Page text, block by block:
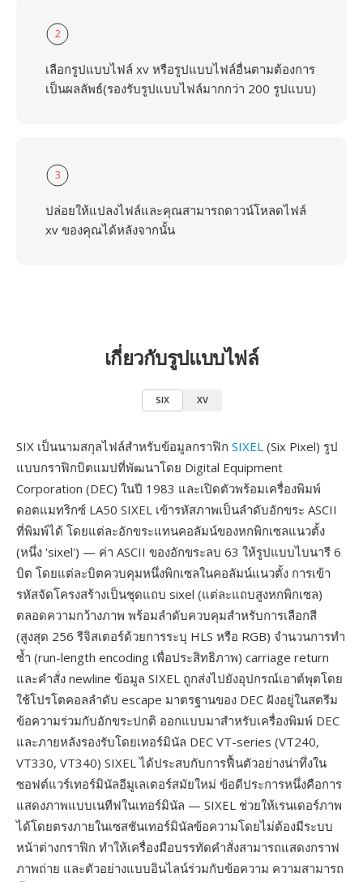
2
เลือกรูปแบบไฟล์ xv หรือรูปแบบไฟล์อื่นตามต้องการ
เป็นผลลัพธ์(รองรับรูปแบบไฟล์มากกว่า 200 รูปแบบ)
3
ปล่อยให้แปลงไฟล์และคุณสามารถดาวน์โหลดไฟล์
xv ของคุณได้หลังจากนั้น
เกี่ยวกับรูปแบบไฟล์
SIX XV
SIX เป็นนามสกุลไฟล์สำหรับข้อมูลกราฟิก SIXEL (Six Pixel) รูป
แบบกราฟิกบิตแมปที่พัฒนาโดย Digital Equipment
Corporation (DEC) ในปี 1983 และเปิดตัวพร้อมเครื่องพิมพ์
ดอตแมทริกซ์ LA50 SIXEL เข้ารหัสภาพเป็นลำดับอักขระ ASCII
ที่พิมพ์ได้ โดยแต่ละอักขระแทนคอลัมน์ของหกพิกเซลแนวตั้ง
(หนึ่ง 'sixel') — ค่า ASCII ของอักขระลบ 63 ให้รูปแบบไบนารี 6
บิต โดยแต่ละบิตควบคุมหนึ่งพิกเซลในคอลัมน์แนวตั้ง การเข้า
รหัสจัดโครงสร้างเป็นชุดแถบ sixel (แต่ละแถบสูงหกพิกเซล)
ตลอดความกว้างภาพ พร้อมลำดับควบคุมสำหรับการเลือกสี
(สูงสุด 256 รีจิสเตอร์ด้วยการระบุ HLS หรือ RGB) จำนวนการทำ
ซ้ำ (run-length encoding เพื่อประสิทธิภาพ) carriage return
และคำสั่ง newline ข้อมูล SIXEL ถูกส่งไปยังอุปกรณ์เอาต์พุตโดย
ใช้โปรโตคอลลำดับ escape มาตรฐานของ DEC ฝังอยู่ในสตรีม
ข้อความร่วมกับอักขระปกติ ออกแบบมาสำหรับเครื่องพิมพ์ DEC
และภายหลังรองรับโดยเทอร์มินัล DEC VT-series (VT240,
VT330, VT340) SIXEL ได้ประสบกับการฟื้นตัวอย่างน่าทึ่งใน
ซอฟต์แวร์เทอร์มินัลอีมูเลเตอร์สมัยใหม่ ข้อดีประการหนึ่งคือการ
แสดงภาพแบบเนทีฟในเทอร์มินัล — SIXEL ช่วยให้เรนเดอร์ภาพ
ได้โดยตรงภายในเซสชันเทอร์มินัลข้อความโดยไม่ต้องมีระบบ
หน้าต่างกราฟิก ทำให้เครื่องมือบรรทัดคำสั่งสามารถแสดงกราฟ
ภาพถ่าย และตัวอย่างแบบอินไลน์ร่วมกับข้อความ ความสามารถ